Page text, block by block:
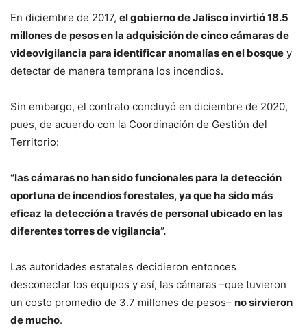
En diciembre de 2017, el gobierno de Jalisco invirtió 18.5
millones de pesos en la adquisición de cinco cámaras de
videovigilancia para identificar anomalías en el bosque y
detectar de manera temprana los incendios.
Sin embargo, el contrato concluyó en diciembre de 2020,
pues, de acuerdo con la Coordinación de Gestión del
Territorio:
“las cámaras no han sido funcionales para la detección
oportuna de incendios forestales, ya que ha sido más
eficaz la detección a través de personal ubicado en las
diferentes torres de vigilancia”.
Las autoridades estatales decidieron entonces
desconectar los equipos y así, las cámaras –que tuvieron
un costo promedio de 3.7 millones de pesos– no sirvieron
de mucho.